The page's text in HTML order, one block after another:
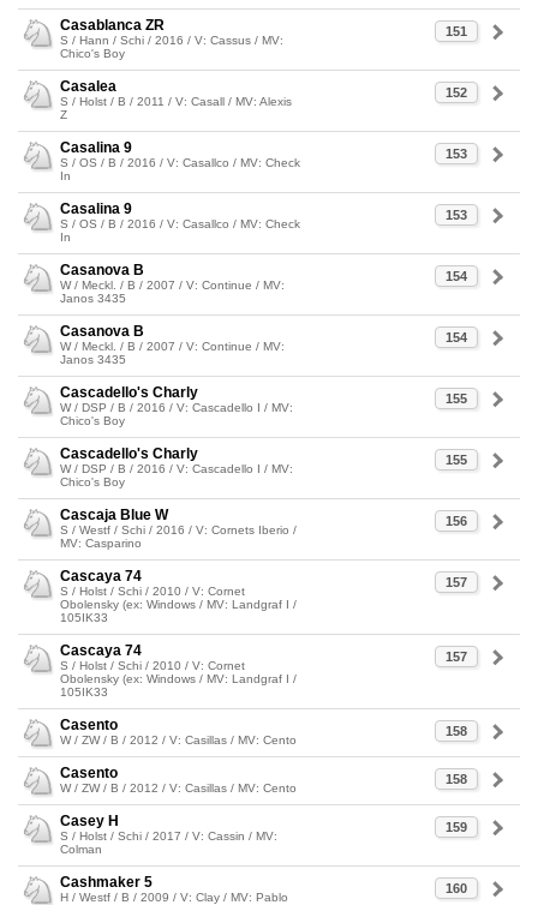
151
Casablanca ZR
S / Hann / Schi / 2016 / V: Cassus / MV:
Chico's Boy
152
Casalea
S / Holst / B / 2011 / V: Casall / MV: Alexis
Z
153
Casalina 9
S / OS / B / 2016 / V: Casallco / MV: Check
In
153
Casalina 9
S / OS / B / 2016 / V: Casallco / MV: Check
In
154
Casanova B
W / Meckl. / B / 2007 / V: Continue / MV:
Janos 3435
154
Casanova B
W / Meckl. / B / 2007 / V: Continue / MV:
Janos 3435
155
Cascadello's Charly
W / DSP / B / 2016 / V: Cascadello I / MV:
Chico's Boy
155
Cascadello's Charly
W / DSP / B / 2016 / V: Cascadello I / MV:
Chico's Boy
156
Cascaja Blue W
S / Westf / Schi / 2016 / V: Cornets Iberio /
MV: Casparino
157
Cascaya 74
S / Holst / Schi / 2010 / V: Cornet
Obolensky (ex: Windows / MV: Landgraf I /
105IK33
157
Cascaya 74
S / Holst / Schi / 2010 / V: Cornet
Obolensky (ex: Windows / MV: Landgraf I /
105IK33
158
Casento
W / ZW / B / 2012 / V: Casillas / MV: Cento
158
Casento
W / ZW / B / 2012 / V: Casillas / MV: Cento
159
Casey H
S / Holst / Schi / 2017 / V: Cassin / MV:
Colman
160
Cashmaker 5
H / Westf / B / 2009 / V: Clay / MV: Pablo